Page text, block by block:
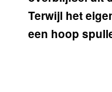
Terwijl het
een hoop